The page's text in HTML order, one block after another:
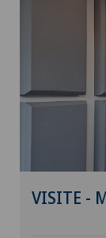
VISITE -